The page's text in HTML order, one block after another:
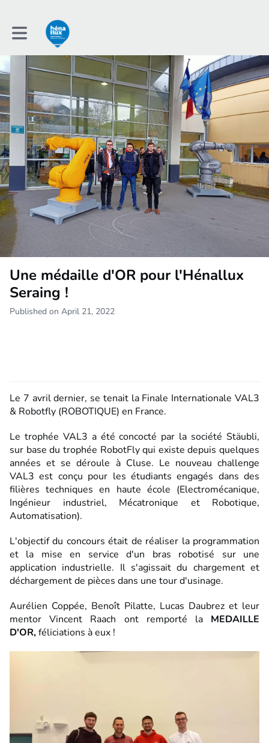
Toggle main navigation
Une médaille d'OR pour l'Hénallux
Seraing !
Published on April 21, 2022
Le 7 avril dernier, se tenait la Finale Internationale VAL3
& Robotfly (ROBOTIQUE) en France.
Le trophée VAL3 a été concocté par la société Stäubli,
sur base du trophée RobotFly qui existe depuis quelques
années et se déroule à Cluse. Le nouveau challenge
VAL3 est conçu pour les étudiants engagés dans des
filières techniques en haute école (Electromécanique,
Ingénieur industriel, Mécatronique et Robotique,
Automatisation).
L'objectif du concours était de réaliser la programmation
et la mise en service d'un bras robotisé sur une
application industrielle. Il s'agissait du chargement et
déchargement de pièces dans une tour d'usinage.
Aurélien Coppée, Benoît Pilatte, Lucas Daubrez et leur
mentor Vincent Raach ont remporté la MEDAILLE
D'OR,féliciations à eux !